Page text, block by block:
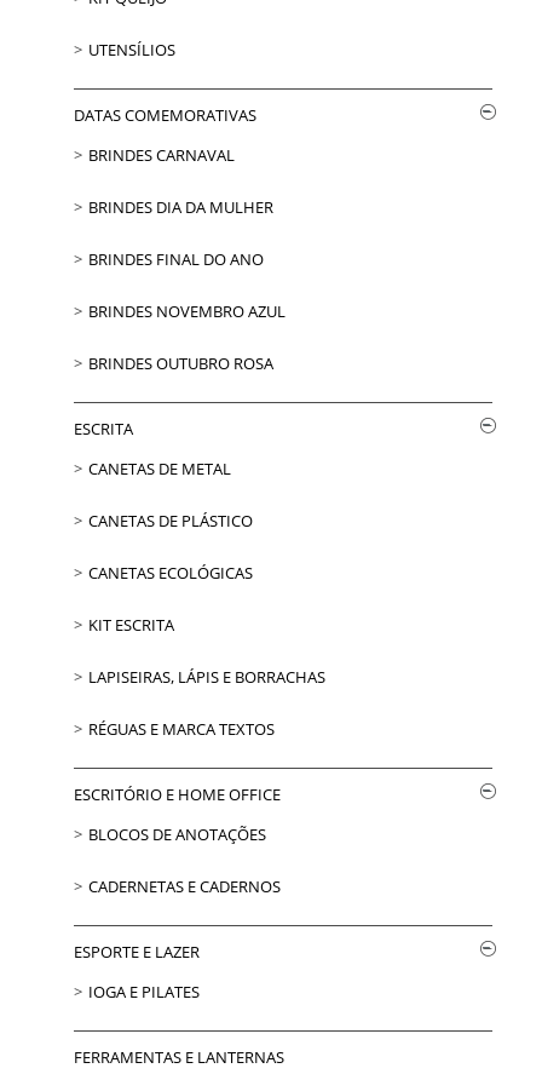
UTENSÍLIOS
DATAS COMEMORATIVAS
BRINDES CARNAVAL
BRINDES DIA DA MULHER
BRINDES FINAL DO ANO
BRINDES NOVEMBRO AZUL
BRINDES OUTUBRO ROSA
ESCRITA
CANETAS DE METAL
CANETAS DE PLÁSTICO
CANETAS ECOLÓGICAS
KIT ESCRITA
LAPISEIRAS, LÁPIS E BORRACHAS
RÉGUAS E MARCA TEXTOS
ESCRITÓRIO E HOME OFFICE
BLOCOS DE ANOTAÇÕES
CADERNETAS E CADERNOS
ESPORTE E LAZER
IOGA E PILATES
FERRAMENTAS E LANTERNAS